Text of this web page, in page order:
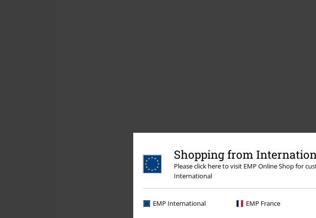
Shopping from
Please click here to visit EMP Online Shop for
International
EMP International EMP France